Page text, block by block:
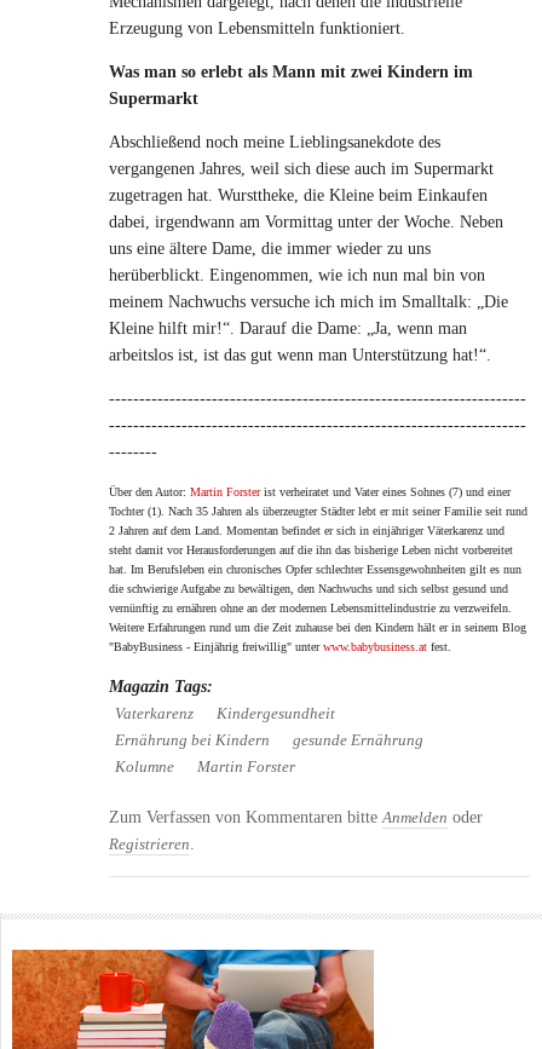
Erzeugung von Lebensmitteln funktioniert.
Was man so erlebt als Mann mit zwei Kindern im
Supermarkt
Abschließend noch meine Lieblingsanekdote des
vergangenen Jahres, weil sich diese auch im Supermarkt
zugetragen hat. Wursttheke, die Kleine beim Einkaufen
dabei, irgendwann am Vormittag unter der Woche. Neben
uns eine ältere Dame, die immer wieder zu uns
herüberblickt. Eingenommen, wie ich nun mal bin von
meinem Nachwuchs versuche ich mich im Smalltalk: „Die
Kleine hilft mir!“. Darauf die Dame: „Ja, wenn man
arbeitslos ist, ist das gut wenn man Unterstützung hat!“.
---------------------------------------------------------------------
---------------------------------------------------------------------
--------
Über den Autor: Martin Forsterist verheiratet und Vater eines Sohnes (7) und einer
Tochter (1). Nach 35 Jahren als überzeugter Städter lebt er mit seiner Familie seit rund
2 Jahren auf dem Land. Momentan befindet er sich in einjähriger Väterkarenz und
steht damit vor Herausforderungen auf die ihn das bisherige Leben nicht vorbereitet
hat. Im Berufsleben ein chronisches Opfer schlechterEssensgewohnheiten gilt es nun
die schwierige Aufgabe zu bewältigen, den Nachwuchs und sich selbst gesund und
vernünftig zu ernähren ohne an der modernen Lebensmittelindustrie zu verzweifeln.
Weitere Erfahrungen rund um die Zeit zuhause bei den Kindern hält er in seinem Blog
"BabyBusiness - Einjährig freiwillig" unterwww.babybusiness.at fest.
Magazin Tags:
Vaterkarenz
Kindergesundheit
Ernährung bei Kindern
gesunde Ernährung
Kolumne
Martin Forster
Zum Verfassen von Kommentaren bitte Anmelden oder
Registrieren